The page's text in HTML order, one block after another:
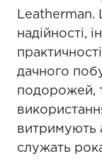
Leatherman.
надійності,
дачного
подорожей,
витримують
служать